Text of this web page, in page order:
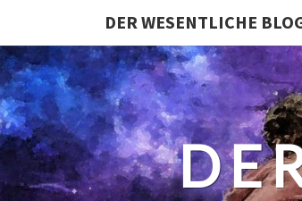
DER WESENTLICHE